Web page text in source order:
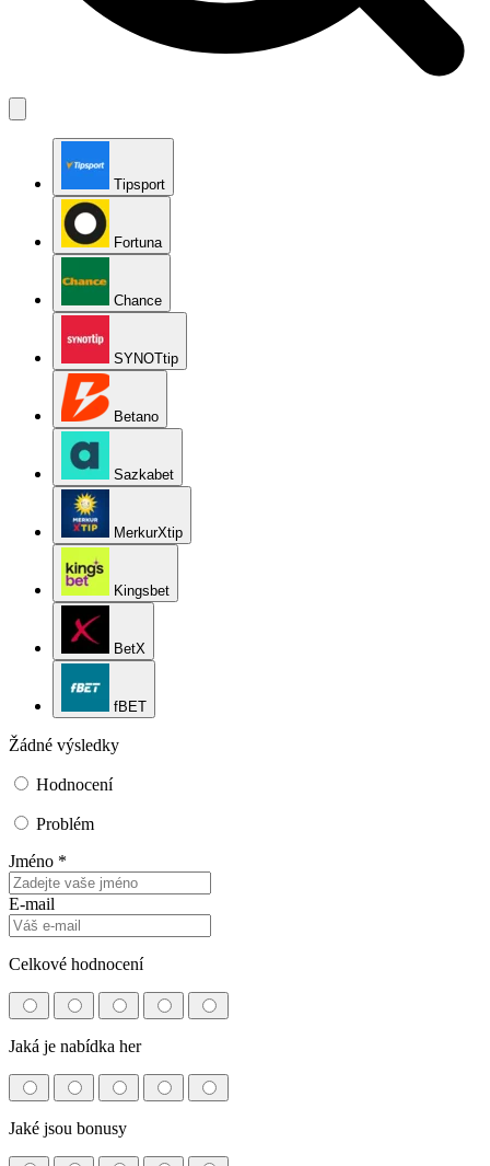
Tipsport
Fortuna
Chance
SYNOTtip
Betano
Sazkabet
MerkurXtip
Kingsbet
BetX
fBET
Žádné výsledky
Hodnocení
Problém
Jméno *
E-mail
Celkové hodnocení
Jaká je nabídka her
Jaké jsou bonusy